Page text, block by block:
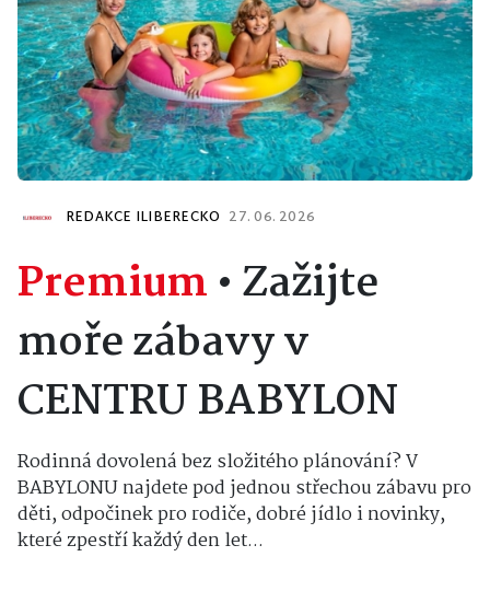
REDAKCE ILIBERECKO 27. 06. 2026
Premium•Zažijte
moře zábavy v
CENTRU BABYLON
Rodinná dovolená bez složitého plánování? V
BABYLONU najdete pod jednou střechou zábavu pro
děti, odpočinek pro rodiče, dobré jídlo i novinky,
které zpestří každý den let...